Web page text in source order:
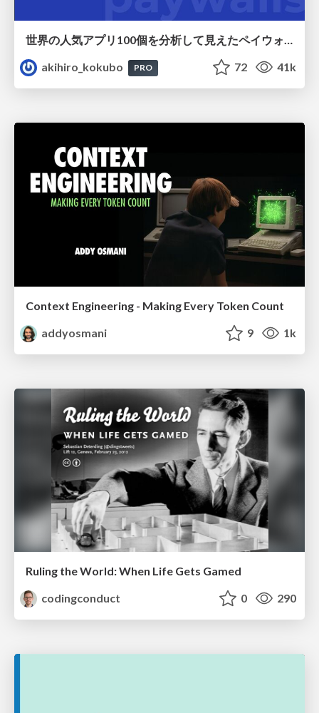
世界の人気アプリ100個を分析して見えたペイウォール設計の心得
akihiro_kokubo
PRO 72 41k
Context Engineering - Making Every Token Count
addyosmani
9 1k
Ruling the World: When Life Gets Gamed
codingconduct
0 290